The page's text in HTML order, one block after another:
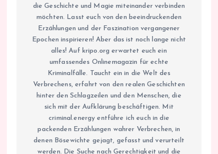
die Geschichte und Magie miteinander verbinden
möchten. Lasst euch von den beeindruckenden
Erzählungen und der Faszination vergangener
Epochen inspirieren! Aber das ist noch lange nicht
alles! Auf kripo.org erwartet euch ein
umfassendes Onlinemagazin für echte
Kriminalfälle. Taucht ein in die Welt des
Verbrechens, erfahrt von den realen Geschichten
hinter den Schlagzeilen und den Menschen, die
sich mit der Aufklärung beschäftigen. Mit
criminal.energy entführe ich euch in die
packenden Erzählungen wahrer Verbrechen, in
denen Bösewichte gejagt, gefasst und verurteilt
werden. Die Suche nach Gerechtigkeit und die